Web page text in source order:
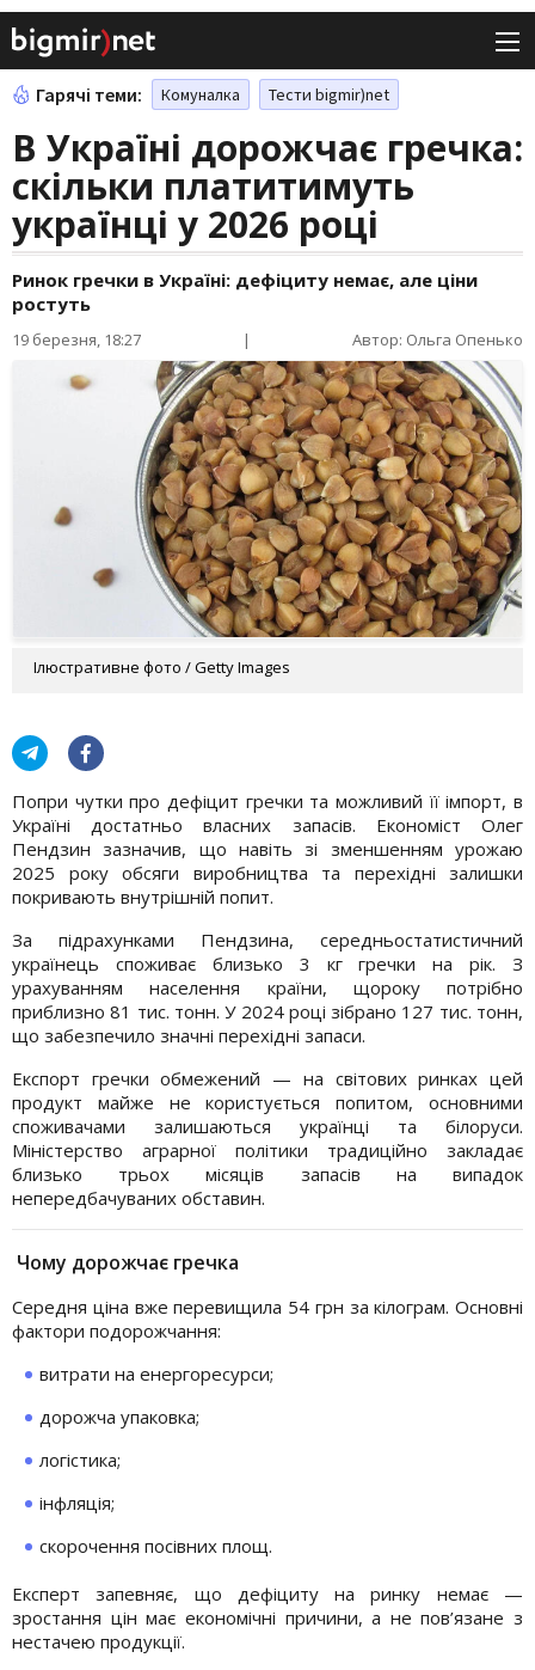
Гарячі теми: Комуналка Тести bigmir)net
В Україні дорожчає гречка:
скільки платитимуть
українці у 2026 році
Ринок гречки в Україні: дефіциту немає, але ціни
ростуть
19 березня, 18:27 | Автор: Ольга Опенько
Ілюстративне фото / Getty Images
Попри чутки про дефіцит гречки та можливий її імпорт, в
Україні достатньо власних запасів. Економіст Олег
Пендзин зазначив, що навіть зі зменшенням урожаю
2025 року обсяги виробництва та перехідні залишки
покривають внутрішній попит.
За підрахунками Пендзина, середньостатистичний
українець споживає близько 3 кг гречки на рік. З
урахуванням населення країни, щороку потрібно
приблизно 81 тис. тонн. У 2024 році зібрано 127 тис. тонн,
що забезпечило значні перехідні запаси.
Експорт гречки обмежений — на світових ринках цей
продукт майже не користується попитом, основними
споживачами залишаються українці та білоруси.
Міністерство аграрної політики традиційно закладає
близько трьох місяців запасів на випадок
непередбачуваних обставин.
Чому дорожчає гречка
Середня ціна вже перевищила 54 грн за кілограм. Основні
фактори подорожчання:
витрати на енергоресурси;
дорожча упаковка;
логістика;
інфляція;
скорочення посівних площ.
Експерт запевняє, що дефіциту на ринку немає —
зростання цін має економічні причини, а не пов’язане з
нестачею продукції.